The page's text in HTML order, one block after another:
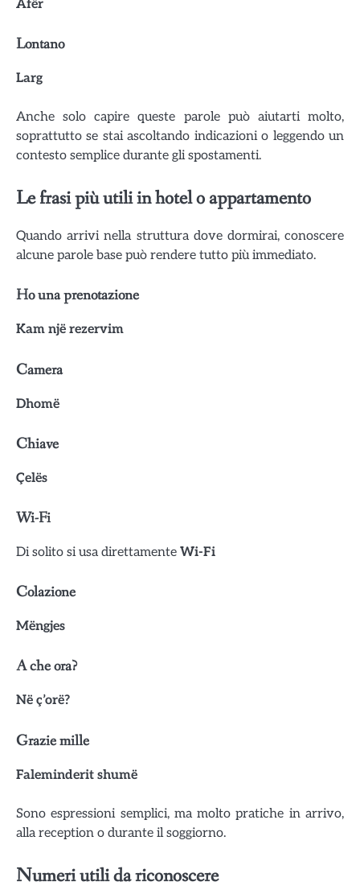
Afër
Lontano
Larg
Anche solo capire queste parole può aiutarti molto,
soprattutto se stai ascoltando indicazioni o leggendo un
contesto semplice durante gli spostamenti.
Le frasi più utili in hotel o appartamento
Quando arrivi nella struttura dove dormirai, conoscere
alcune parole base può rendere tutto più immediato.
Ho una prenotazione
Kam një rezervim
Camera
Dhomë
Chiave
Çelës
Wi-Fi
Di solito si usa direttamente Wi-Fi
Colazione
Mëngjes
A che ora?
Në ç’orë?
Grazie mille
Faleminderit shumë
Sono espressioni semplici, ma molto pratiche in arrivo,
alla reception o durante il soggiorno.
Numeri utili da riconoscere